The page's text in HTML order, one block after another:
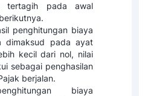
tertagih pada awal
penghitungan biaya
dimaksud pada ayat
kecil dari nol, nilai
sebagai penghasilan
berjalan.
biaya